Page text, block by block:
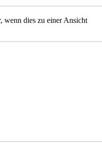
wenn dies zu einer Ansicht